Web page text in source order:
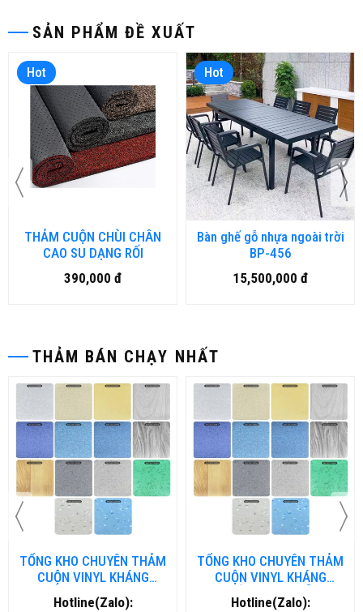
SẢN PHẨM ĐỀ XUẤT
Hot
THẢM CUỘN CHÙI CHÂN
CAO SU DẠNG RỐI
390,000 đ
Hot
Bàn ghế gỗ nhựa ngoài trời
BP-456
15,500,000 đ
THẢM BÁN CHẠY NHẤT
TỔNG KHO CHUYÊN THẢM
CUỘN VINYL KHÁNG
KHUẨN TẠI NHA TRANG
Hotline(Zalo):
TỔNG KHO CHUYÊN THẢM
CUỘN VINYL KHÁNG
KHUẨN TẠI ĐÀ NẴNG
Hotline(Zalo):